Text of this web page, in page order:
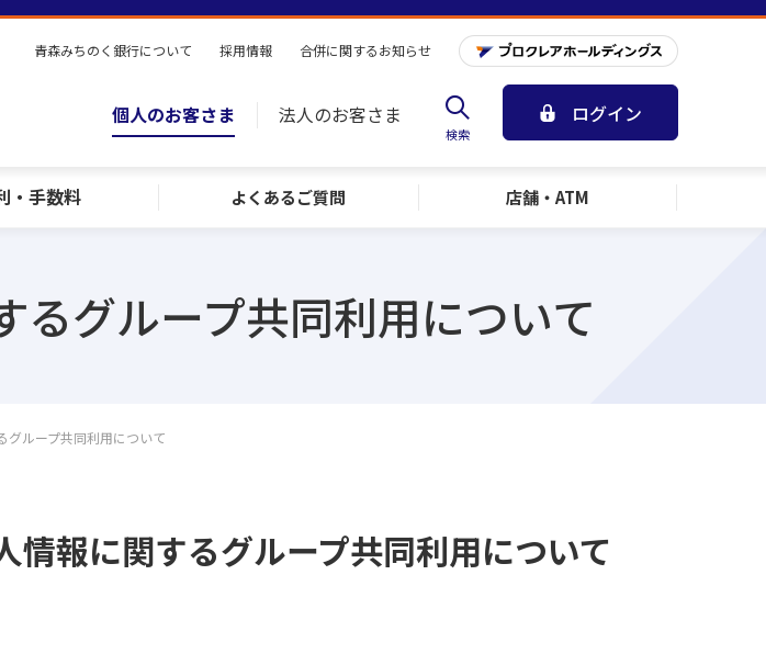
・手数料 よくあるご質問 店舗・ATM
青森みちのく銀行について 採用情報 合併に関するお知らせ
個人のお客さま 法人のお客さま
検索
ログイン
グループ共同利用について
グループ共同利用について
報に関するグループ共同利用について